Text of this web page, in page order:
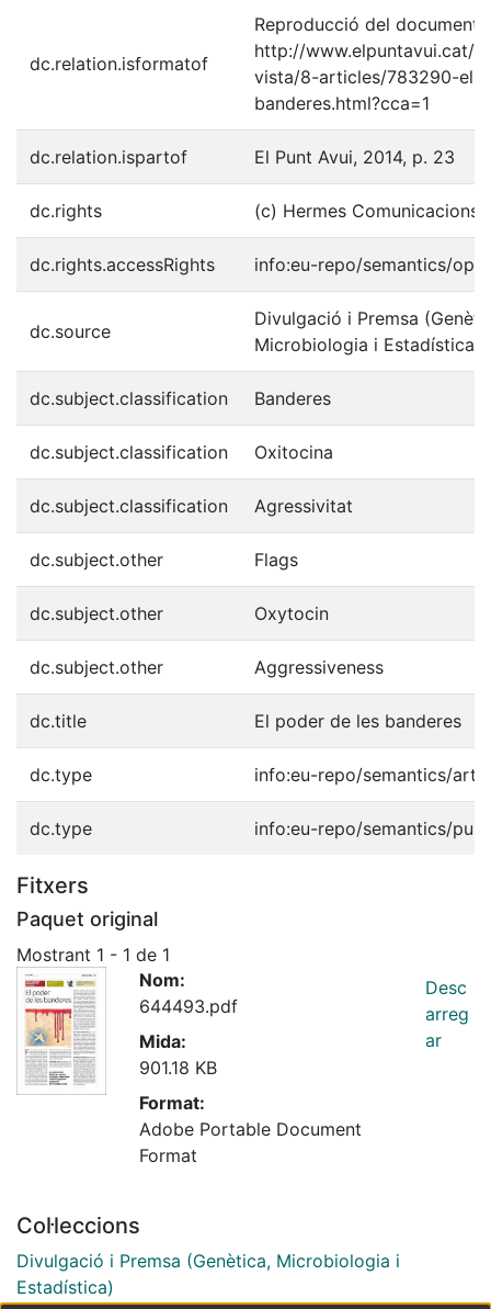
dc.relation.isformatof
Reproducció del document
http://www.elpuntavui.cat/
vista/8-articles/783290-el-
banderes.html?cca=1
dc.relation.ispartof El Punt Avui, 2014, p. 23
dc.rights (c) Hermes Comunicacions,
dc.rights.accessRights info:eu-repo/semantics/
dc.source
Divulgació i Premsa
Microbiologia i Estadística)
dc.subject.classification Banderes
dc.subject.classification Oxitocina
dc.subject.classification Agressivitat
dc.subject.other Flags
dc.subject.other Oxytocin
dc.subject.other Aggressiveness
dc.title El poder de les banderes
dc.type info:eu-repo/semantics/
dc.type info:eu-repo/semantics/
Fitxers
Paquet original
Mostrant 1 - 1 de 1
Nom:
644493.pdf
Mida:
901.18 KB
Format:
Adobe Portable Document
Format
Desc
arreg
ar
Col·leccions
Divulgació i Premsa (Genètica, Microbiologia i
Estadística)